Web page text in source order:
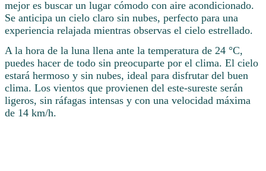
mejor es buscar un lugar cómodo con aire acondicionado.
Se anticipa un cielo claro sin nubes, perfecto para una
experiencia relajada mientras observas el cielo estrellado.
A la hora de la luna llena ante la temperatura de 24 °C,
puedes hacer de todo sin preocuparte por el clima. El cielo
estará hermoso y sin nubes, ideal para disfrutar del buen
clima. Los vientos que provienen del este-sureste serán
ligeros, sin ráfagas intensas y con una velocidad máxima
de 14 km/h.